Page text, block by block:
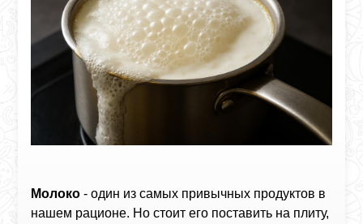
Молоко - один из самых привычных продуктов в
нашем рационе. Но стоит его поставить на плиту,